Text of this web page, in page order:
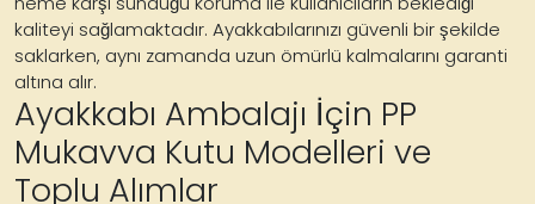
kaliteyi sağlamaktadır. Ayakkabılarınızı güvenli bir şekilde
saklarken, aynı zamanda uzun ömürlü kalmalarını garanti
altına alır.
Ayakkabı Ambalajı İçin PP
Mukavva Kutu Modelleri ve
Toplu Alımlar